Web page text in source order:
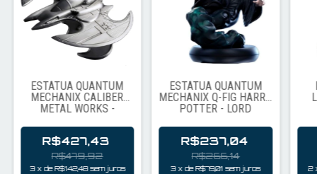
ESTÁTUA QUANTUM
MECHANIX CALIBER
METAL WORKS -
METAL REPLICA 21347
R$427,43
R$479,92
3 xdeR$142,48 sem juros
ESTÁTUA QUANTUM
MECHANIX Q-FIG HARRY
POTTER - LORD
R$237,04
R$266,14
3 xdeR$79,01 sem juros 2